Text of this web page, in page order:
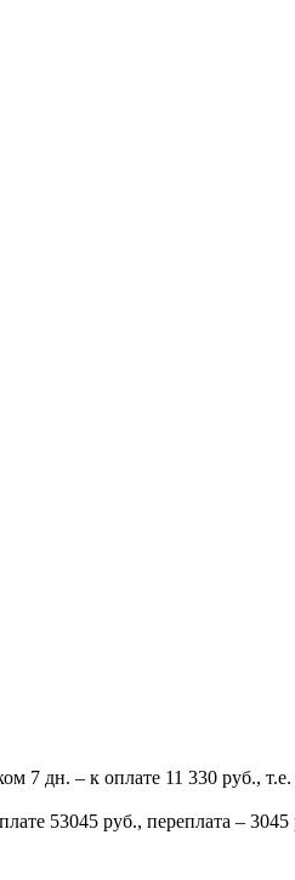
7 дн. – к оплате 11 330 руб., т.е.
53045 руб., переплата – 3045